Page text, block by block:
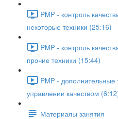
PMP - контроль
некоторые техники (25:16)
PMP - контроль
прочие техники (15:44)
PMP - дополнительные
управлении качеством
Материалы занятия